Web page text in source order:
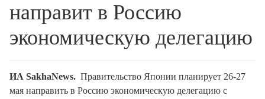
направит в Россию
экономическую делегацию
ИА SakhaNews. Правительство Японии планирует 26-27
мая направить в Россию экономическую делегацию с